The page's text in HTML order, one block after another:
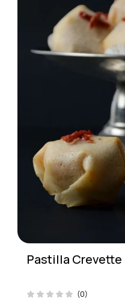
Pastilla Crevette
(0)